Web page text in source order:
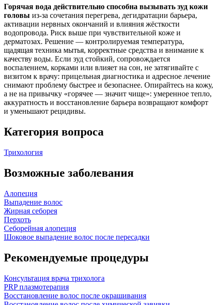
Горячая вода действительно способна вызывать зуд кожи
головы из‑за сочетания перегрева, дегидратации барьера,
активации нервных окончаний и влияния жёсткости
водопровода. Риск выше при чувствительной коже и
дерматозах. Решение — контролируемая температура,
щадящая техника мытья, корректные средства и внимание к
качеству воды. Если зуд стойкий, сопровождается
воспалением, корками или влияет на сон, не затягивайте с
визитом к врачу: прицельная диагностика и адресное лечение
снимают проблему быстрее и безопаснее. Опирайтесь на кожу,
а не на привычку «горячее — значит чище»: умеренное тепло,
аккуратность и восстановление барьера возвращают комфорт
и уменьшают рецидивы.
Категория вопроса
Трихология
Возможные заболевания
Алопеция
Выпадение волос
Жирная себорея
Перхоть
Себорейная алопеция
Шоковое выпадение волос после пересадки
Рекомендуемые процедуры
Консультация врача трихолога
PRP плазмотерапия
Восстановление волос после окрашивания